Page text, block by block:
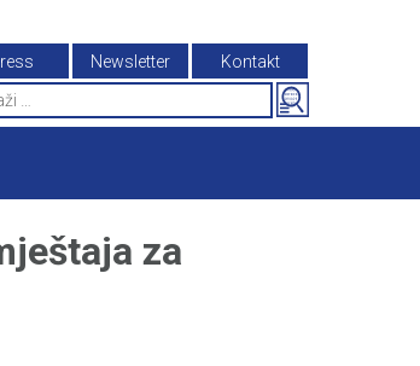
Newsletter
Kontakt
Search
for:
za